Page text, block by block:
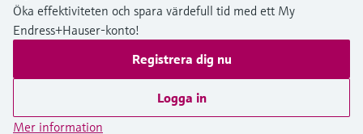
Öka effektiviteten och spara värdefull tid med ett My
Endress+Hauser-konto!
Registrera dig nu
Logga in
Mer information